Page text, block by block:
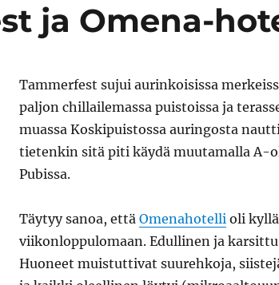
ja Omena-
Tammerfest sujui aurinkoisissa
paljon chillailemassa puistoissa ja
muassa Koskipuistossa auringosta
tietenkin sitä piti käydä muutamalla A-
Pubissa.
Täytyy sanoa, että Omenahotellioli kyllä
viikonloppulomaan. Edullinen ja
Huoneet muistuttivat suurehkoja,